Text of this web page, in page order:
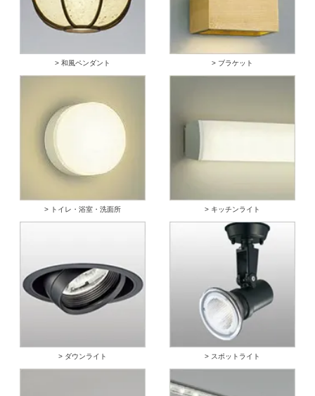
> 和風ペンダント > ブラケット
> トイレ・浴室・洗面所 > キッチンライト
> ダウンライト > スポットライト